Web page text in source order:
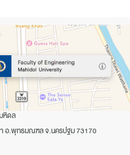
หิดล
อ.พุทธมณฑล จ.นครปฐม 73170